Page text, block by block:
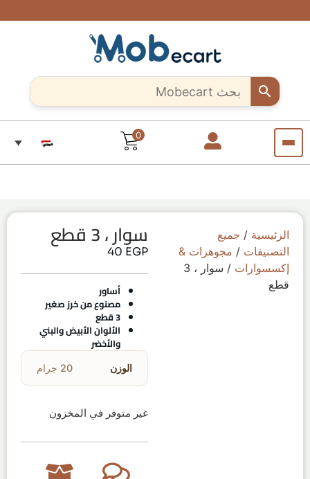
فريدة من
كل مكان
مصر
0
الرئيسية / جميع
التصنيفات / مجوهرات &
إكسسوارات
/ سوار ، 3
قطع
سوار ، 3 قطع
40 EGP
أساور
مصنوع من خرز صغير
3 قطع
الألوان الأبيض والبني
والأخضر
الوزن 20 جرام
غير متوفر في المخزون